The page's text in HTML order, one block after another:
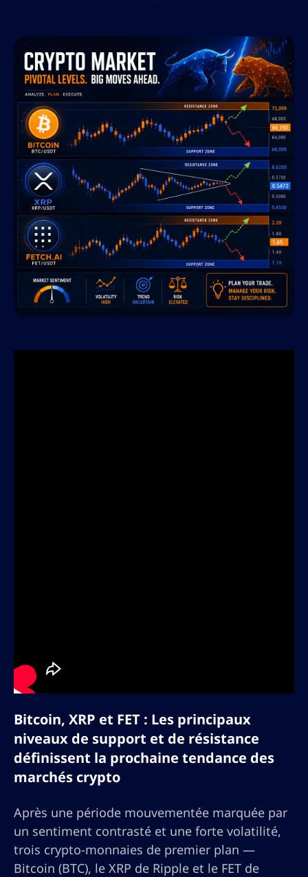
Bitcoin, XRP et FET : Les principaux
niveaux de support et de résistance
définissent la prochaine tendance des
marchés crypto
Après une période mouvementée marquée par
un sentiment contrasté et une forte volatilité,
trois crypto-monnaies de premier plan —
Bitcoin (BTC), le XRP de Ripple et le FET de